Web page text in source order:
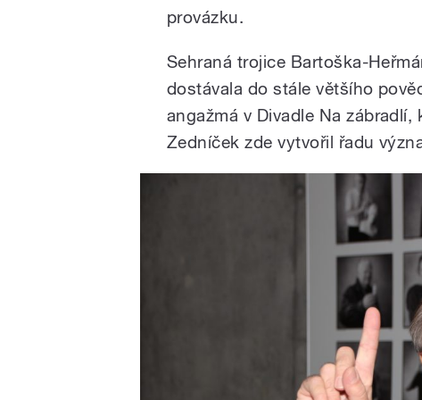
provázku.
Sehraná trojice Bartoška-
dostávala do stále většího
angažmá v Divadle Na
Zedníček zde vytvořil řadu